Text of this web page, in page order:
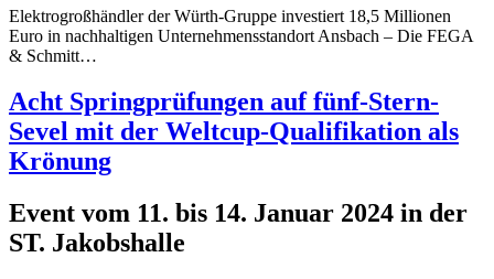
Elektrogroßhändler der Würth-Gruppe investiert 18,5 Millionen
Euro in nachhaltigen Unternehmensstandort Ansbach – Die FEGA
& Schmitt…
Acht Springprüfungen auf fünf-Stern-
Sevel mit der Weltcup-Qualifikation als
Krönung
Event vom 11. bis 14. Januar 2024 in der
ST. Jakobshalle